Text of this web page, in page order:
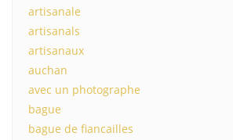
artisanale
artisanals
artisanaux
auchan
avec un photographe
bague
bague de fiancailles